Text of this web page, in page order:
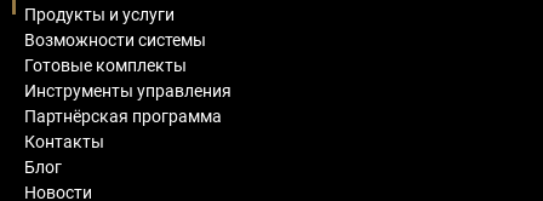
Продукты и услуги
Возможности системы
Готовые комплекты
Инструменты управления
Партнёрская программа
Контакты
Блог
Новости